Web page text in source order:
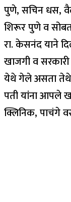
पुणे, सचिन धस,
शिरूर पुणे व
रा. केसनंद याने
खाजगी व
येथे गेले असता तेथे
पती यांना आपले
क्लिनिक, पाचंगे